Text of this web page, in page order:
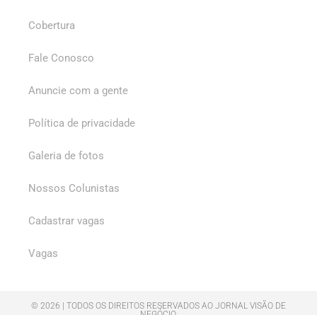
Cobertura
Fale Conosco
Anuncie com a gente
Política de privacidade
Galeria de fotos
Nossos Colunistas
Cadastrar vagas
Vagas
© 2026 | TODOS OS DIREITOS RESERVADOS AO JORNAL VISÃO DE